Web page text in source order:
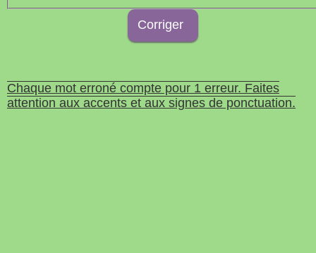
Chaque mot erroné compte pour 1 erreur. Faites
attention aux accents et aux signes de ponctuation.